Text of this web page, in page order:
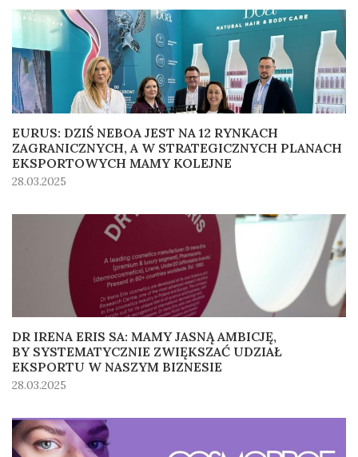
EURUS: DZIŚ NEBOA JEST NA 12 RYNKACH
ZAGRANICZNYCH, A W STRATEGICZNYCH PLANACH
EKSPORTOWYCH MAMY KOLEJNE
28.03.2025
DR IRENA ERIS SA: MAMY JASNĄ AMBICJĘ,
BY SYSTEMATYCZNIE ZWIĘKSZAĆ UDZIAŁ
EKSPORTU W NASZYM BIZNESIE
28.03.2025